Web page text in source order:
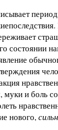
состоянии
и боль
нового,